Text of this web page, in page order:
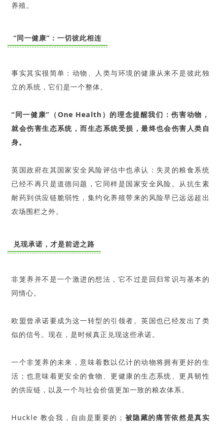
养殖。
“同一健康”：一切彼此相连
事实其实很简单：动物、人类与环境的健康从来不是彼此独
立的系统，它们是一个整体。
“同一健康”（One Health）的理念提醒我们：伤害动物，
就会伤害生态系统，而生态系统受损，最终也会伤害人类自
身。
英国政府在其国家安全风险评估中也承认：失灵的粮食系统
已经不再只是道德问题，它同样是国家安全风险。从抗生素
耐药到供应链脆弱性，集约化养殖带来的风险早已远远超出
农场围栏之外。
兑现承诺，才是前进之路
非笼养并不是一个激进的想法，它不过是回归常识与基本的
同情心。
欧盟曾承诺要成为这一转型的引领者。英国也已经发出了类
似的信号。现在，是时候真正兑现这些承诺。
一个非笼养的未来，意味着数以亿计的动物将拥有更好的生
活；也意味着更安全的食物、更健康的生态系统、更具韧性
的供应链，以及一个与社会价值更加一致的粮农体系。
Huckle 教会我，自由是重要的； 被隐藏的痛苦依然是真实